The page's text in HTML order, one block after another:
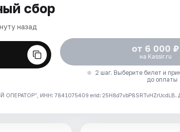
сбор
назад
от 6 000 ₽
на Kassir.ru
2 шаг. Выберите билет и
до оплаты
ИНН: 7841075409 erid: 25H8d7vbP8SRTvHZrUcdLB.